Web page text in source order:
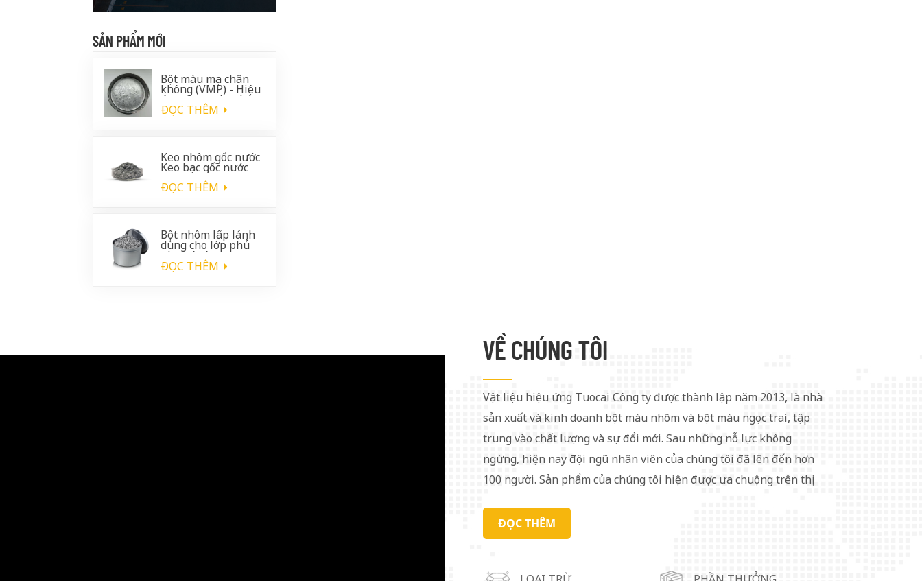
SẢN PHẨM MỚI
Bột màu mạ chân
không (VMP) - Hiệu
ứng crom sáng bóng
cho lớp phủ ô tô
ĐỌC THÊM
Keo nhôm gốc nước
Keo bạc gốc nước
ĐỌC THÊM
Bột nhôm lấp lánh
dùng cho lớp phủ
nhựa ô tô.
ĐỌC THÊM
VỀ CHÚNG TÔI
Vật liệu hiệu ứng Tuocai Công ty được thành lập năm 2013, là nhà
sản xuất và kinh doanh bột màu nhôm và bột màu ngọc trai, tập
trung vào chất lượng và sự đổi mới. Sau những nỗ lực không
ngừng, hiện nay đội ngũ nhân viên của chúng tôi đã lên đến hơn
100 người. Sản phẩm của chúng tôi hiện được ưa chuộng trên thị
chúng tôi đã thiết lập bốn trung tâm kho bãi tại thành phố Vũ Hồ,
thành phố Thuận Đức (tỉnh Quảng Đông), thành phố Lâm Di (tỉnh
ĐỌC THÊM